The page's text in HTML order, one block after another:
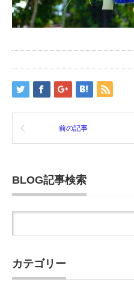
前の記事
BLOG記事検索
カテゴリー